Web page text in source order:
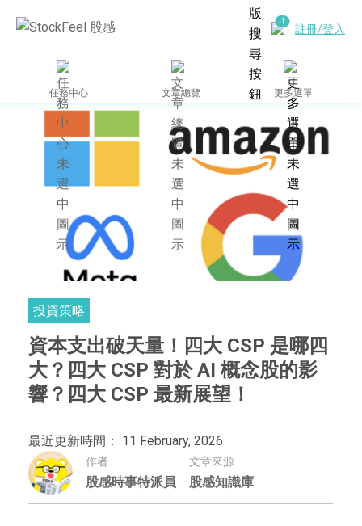
註冊/登入
任務中心 文章總覽 更多選單
投資策略
資本支出破天量！四大 CSP 是哪四
大？四大 CSP 對於 AI 概念股的影
響？四大 CSP 最新展望！
最近更新時間： 11 February, 2026
作者
股感時事特派員
文章來源
股感知識庫